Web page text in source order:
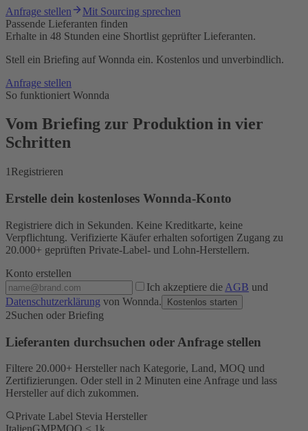
Anfrage stellen
Mit Sourcing sprechen
Passende Lieferanten finden
Erhalte in 48 Stunden eine Shortlist geprüfter Lieferanten.
Stell ein Briefing auf Wonnda ein. Kostenlos und unverbindlich.
Anfrage stellen
So funktioniert Wonnda
Vom Briefing zur Produktion in vier
Schritten
1 Registrieren
Erstelle dein kostenloses Wonnda-Konto
Registriere dich in Sekunden. Keine Kreditkarte, keine
Verpflichtung. Verifizierte Käufer erhalten sofortigen Zugang zu
20.000+ geprüften Private-Label- und Lohn-Herstellern.
Konto erstellen
Ich akzeptiere die AGB und
Datenschutzerklärung von Wonnda. Kostenlos starten
2Suchen oder Briefing
Lieferanten durchsuchen oder Anfrage stellen
Filtere 20.000+ Hersteller nach Kategorie, Land, MOQ und
Zertifizierungen. Oder stell in 2 Minuten eine Anfrage und lass
Hersteller auf dich zukommen.
Private Label Stevia Hersteller